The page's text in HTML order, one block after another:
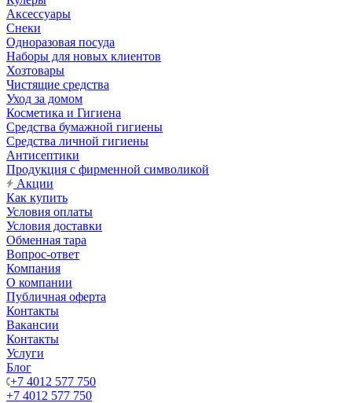
Аксессуары
Снеки
Одноразовая посуда
Наборы для новых клиентов
Хозтовары
Чистящие средства
Уход за домом
Косметика и Гигиена
Средства бумажной гигиены
Средства личной гигиены
Антисептики
Продукция с фирменной символикой
Акции
Как купить
Условия оплаты
Условия доставки
Обменная тара
Вопрос-ответ
Компания
О компании
Публичная оферта
Контакты
Вакансии
Контакты
Услуги
Блог
+7 4012 577 750
+7 4012 577 750